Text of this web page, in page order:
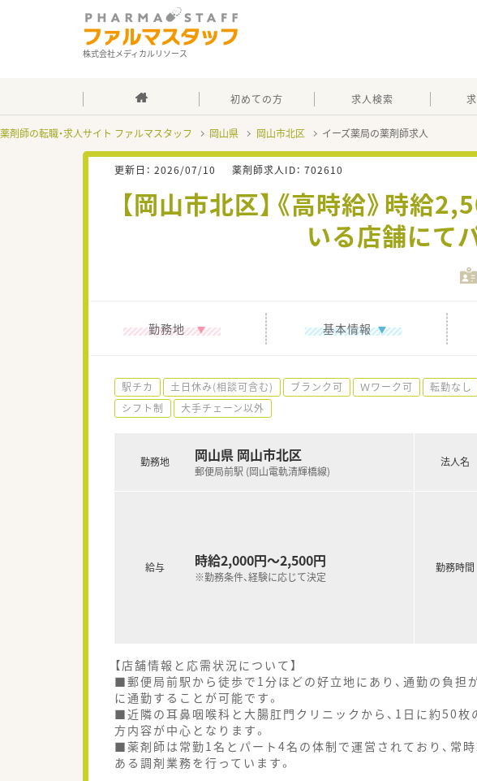
株式会社メディカルリソース
初めての方 求人検索
薬剤師の転職・求人サイト ファルマスタッフ 岡山県 岡山市北区 イーズ薬局の薬剤師求人
更新日： 2026/07/10 薬剤師求人ID： 702610
【岡山市北区】《高時給》時給
いる店舗に
勤務地 基本情報
駅チカ 土日休み(相談可含む) ブランク可 Ｗワーク可 転勤なし
シフト制
大手チェーン以外
勤務地 岡山県 岡山市北区
郵便局前駅 (岡山電軌清輝橋線)
給与 時給2,000円～2,500円
※勤務条件、経験に応じて決定
法人名
勤務時間
【店舗情報と応需状況について】
■郵便局前駅から徒歩で1分ほどの好立地にあり、通勤の負担
に通勤することが可能です。
■近隣の耳鼻咽喉科と大腸肛門クリニックから、1日に約50枚
方内容が中心となります。
■薬剤師は常勤1名とパート4名の体制で運営されており、常
ある調剤業務を行っています。